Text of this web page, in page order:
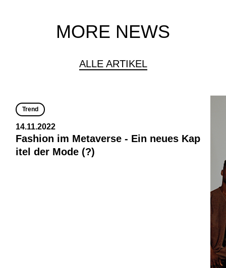
MORE NEWS
ALLE ARTIKEL
Trend
14.11.2022
Fashion im Metaverse - Ein neues Kap
itel der Mode (?)